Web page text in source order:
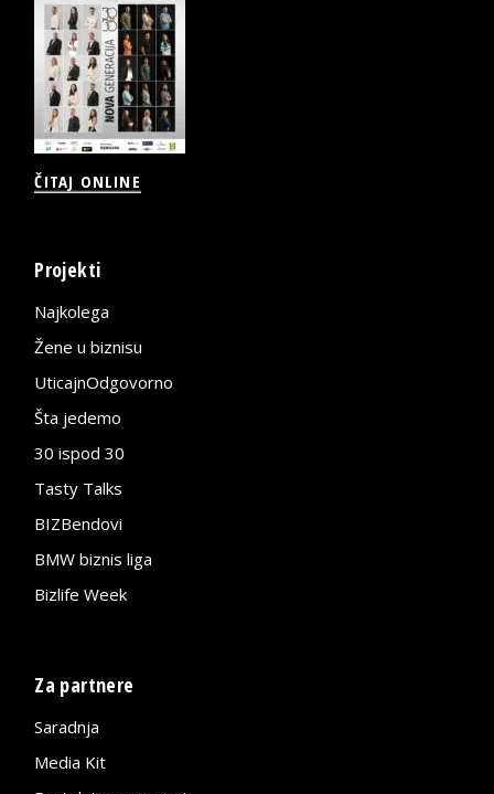
ČITAJ ONLINE
Projekti
Najkolega
Žene u biznisu
UticajnOdgovorno
Šta jedemo
30 ispod 30
Tasty Talks
BIZBendovi
BMW biznis liga
Bizlife Week
Za partnere
Saradnja
Media Kit